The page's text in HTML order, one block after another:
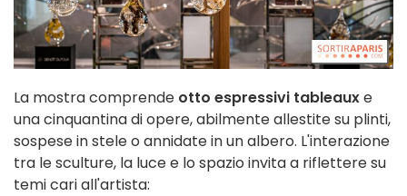
La mostra comprende otto espressivi tableauxe
una cinquantina di opere, abilmente allestite su plinti,
sospese in stele o annidate in un albero. L'interazione
tra le sculture, la luce e lo spazio invita a riflettere su
temi cari all'artista: